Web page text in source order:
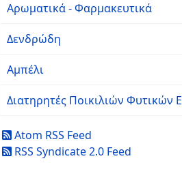
Αρωματικά - Φαρμακευτικά
Δενδρώδη
Αμπέλι
Διατηρητές Ποικιλιών Φυτικών
Atom RSS Feed
RSS Syndicate 2.0 Feed